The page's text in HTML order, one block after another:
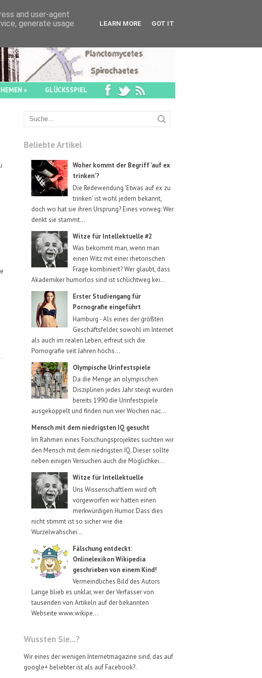
» GLÜCKSSPIEL
Beliebte Artikel
Woher kommt der Begriff 'auf ex
trinken'?
Die Redewendung 'Etwas auf ex zu
trinken' ist wohl jedem bekannt,
doch wo hat sie ihren Ursprung? Eines vorweg: Wer
denkt sie stammt...
Witze für Intellektuelle #2
Was bekommt man, wenn man
einen Witz mit einer rhetorischen
Frage kombiniert? Wer glaubt, dass
Akademiker humorlos sind ist schlichtweg kei...
Erster Studiengang für
Pornografie eingeführt
Hamburg - Als eines der größten
Geschäftsfelder, sowohl im Internet
als auch im realen Leben, erfreut sich die
Pornografie seit Jahren höchs...
Olympische Urinfestspiele
Da die Menge an olympischen
Disziplinen jedes Jahr steigt wurden
bereits 1990 die Urinfestspiele
ausgekoppelt und finden nun vier Wochen nac...
Mensch mit dem niedrigsten IQ gesucht
Im Rahmen eines Forschungsprojektes suchten wir
den Mensch mit dem niedrigsten IQ. Dieser sollte
neben einigen Versuchen auch die Möglichkei...
Witze für Intellektuelle
Uns Wissenschaftlern wird oft
vorgeworfen wir hätten einen
merkwürdigen Humor. Dass dies
nicht stimmt ist so sicher wie die
Wurzelwahschei...
Fälschung entdeckt:
Onlinelexikon Wikipedia
geschrieben von einem Kind!
Vermeindliches Bild des Autors
Lange blieb es unklar, wer der Verfasser von
tausenden von Artikeln auf der bekannten
Webseite www.wikipe...
Wussten Sie...?
Wir eines der wenigen Internetmagazine sind, das auf
google+ beliebter ist als auf Facebook?.
and user-agent
generate usage
LEARN MORE GOT IT